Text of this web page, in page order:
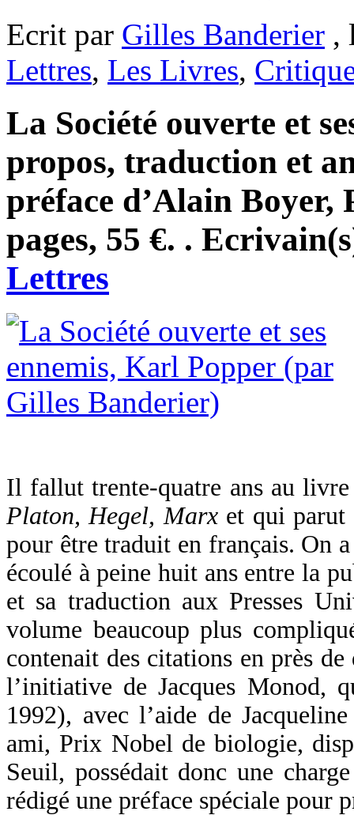
Ecrit par Gilles Banderier ,
Lettres, Les Livres,
La Société ouverte et
propos, traduction et
préface d’Alain Boyer,
pages, 55 €. .
Lettres
Il fallut trente-quatre ans au
Platon, Hegel, Marxet qui parut
pour être traduit en français. On
écoulé à peine huit ans entre la
et sa traduction aux Presses
volume beaucoup plus
contenait des citations en près
l’initiative de Jacques Monod,
1992), avec l’aide de
ami, Prix Nobel de biologie,
Seuil, possédait donc une
rédigé une préface spéciale pour